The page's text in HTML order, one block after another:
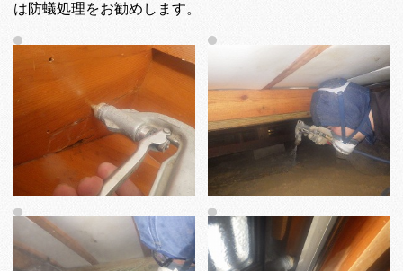
は防蟻処理をお勧めします。